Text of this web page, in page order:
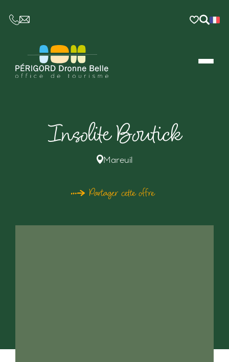
CE LIEN OUVRIRA VOTRE LOGICIEL DE
Insolite Boutick
Mareuil
Partager cette offre